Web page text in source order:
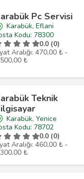
Pc Servisi
Karabük, Eflani
Kodu: 78300
0.0 (0)
Aralığı: 470,00 ₺ -
₺
Teknik
Karabük, Yenice
Kodu: 78702
0.0 (0)
Aralığı: 460,00 ₺ -
₺